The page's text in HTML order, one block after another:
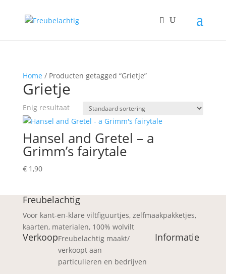
Home / Producten getagged “Grietje”
Grietje
Enig resultaat
Hansel and Gretel – a
Grimm’s fairytale
€1,90
Freubelachtig
Voor kant-en-klare viltfiguurtjes, zelfmaakpakketjes,
kaarten, materialen, 100% wolvilt
VerkoopFreubelachtig maakt/
verkoopt aan
particulieren en bedrijven
Informatie